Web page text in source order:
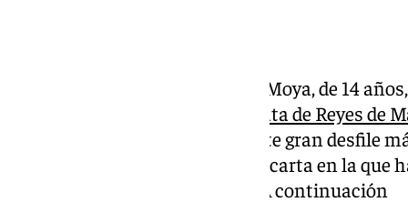
La patinadora Claudia Moreno Moya, de 14
Cabalgata de Reyes de
participado durante años en este gran desfile
Ayuntamiento de la ciudad una carta en la que
niños en este día tan especial. A continuación